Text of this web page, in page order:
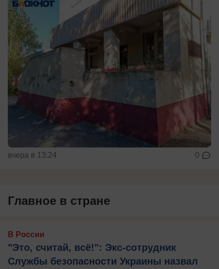
вчера в 13:24 0
Главное в стране
В России
"Это, считай, всё!": Экс-сотрудник
Службы безопасности Украины назвал